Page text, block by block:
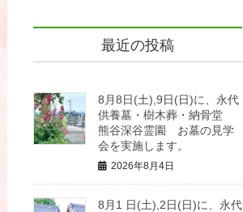
最近の投稿
8月8日(土),9日(日)に、永代
供養墓・樹木葬・納骨堂
熊谷深谷霊園 お墓の見学
会を実施します。
2026年8月4日
8月1 日(土),2日(日)に、永代